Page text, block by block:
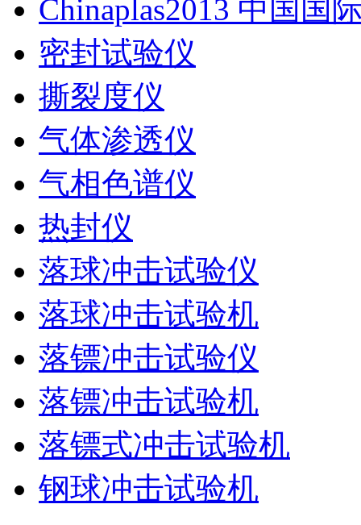
Chinaplas2013 中国国
密封试验仪
撕裂度仪
气体渗透仪
气相色谱仪
热封仪
落球冲击试验仪
落球冲击试验机
落镖冲击试验仪
落镖冲击试验机
落镖式冲击试验机
钢球冲击试验机